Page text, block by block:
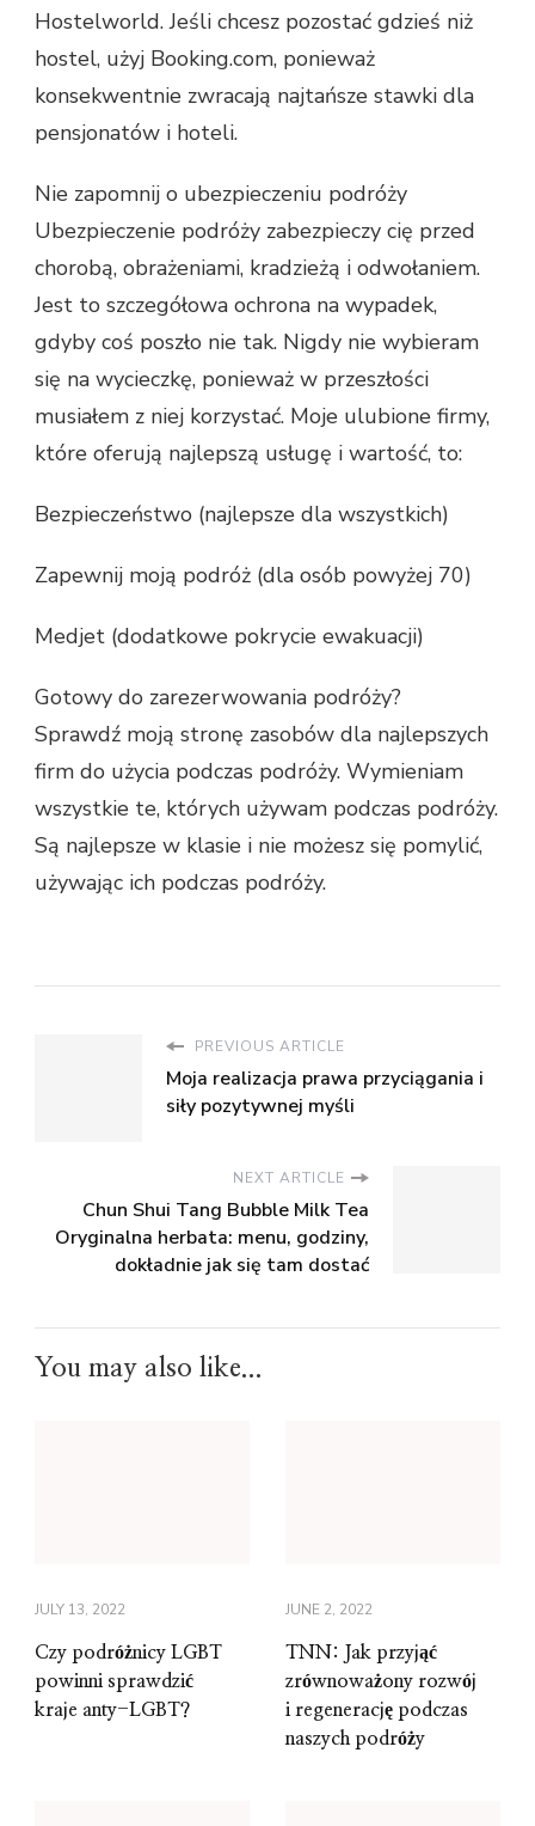
Hostelworld. Jeśli chcesz pozostać gdzieś niż
hostel, użyj Booking.com, ponieważ
konsekwentnie zwracają najtańsze stawki dla
pensjonatów i hoteli.
Nie zapomnij o ubezpieczeniu podróży
Ubezpieczenie podróży zabezpieczy cię przed
chorobą, obrażeniami, kradzieżą i odwołaniem.
Jest to szczegółowa ochrona na wypadek,
gdyby coś poszło nie tak. Nigdy nie wybieram
się na wycieczkę, ponieważ w przeszłości
musiałem z niej korzystać. Moje ulubione firmy,
które oferują najlepszą usługę i wartość, to:
Bezpieczeństwo (najlepsze dla wszystkich)
Zapewnij moją podróż (dla osób powyżej 70)
Medjet (dodatkowe pokrycie ewakuacji)
Gotowy do zarezerwowania podróży?
Sprawdź moją stronę zasobów dla najlepszych
firm do użycia podczas podróży. Wymieniam
wszystkie te, których używam podczas podróży.
Są najlepsze w klasie i nie możesz się pomylić,
używając ich podczas podróży.
PREVIOUS ARTICLE
Moja realizacja prawa przyciągania i
siły pozytywnej myśli
NEXT ARTICLE
Chun Shui Tang Bubble Milk Tea
Oryginalna herbata: menu, godziny,
dokładnie jak się tam dostać
You may also like...
JULY 13, 2022
Czy podróżnicy LGBT
powinni sprawdzić
kraje anty-LGBT?
JUNE 2, 2022
TNN: Jak przyjąć
zrównoważony rozwój
i regenerację podczas
naszych podróży